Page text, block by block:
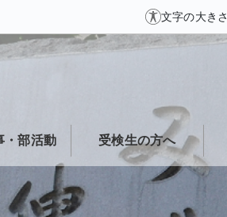
文字の大きさ
・部活動 受検生の方へ